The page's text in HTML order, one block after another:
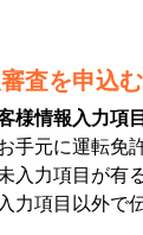
査を申込む
様情報入力項
手元に運転免
入力項目が有
力項目以外で